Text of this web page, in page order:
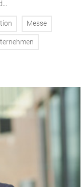
Messe